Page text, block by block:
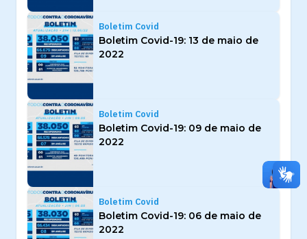
Boletim Covid
Boletim Covid-19: 13 de maio de
2022
Boletim Covid
Boletim Covid-19: 09 de maio de
2022
Boletim Covid
Boletim Covid-19: 06 de maio de
2022